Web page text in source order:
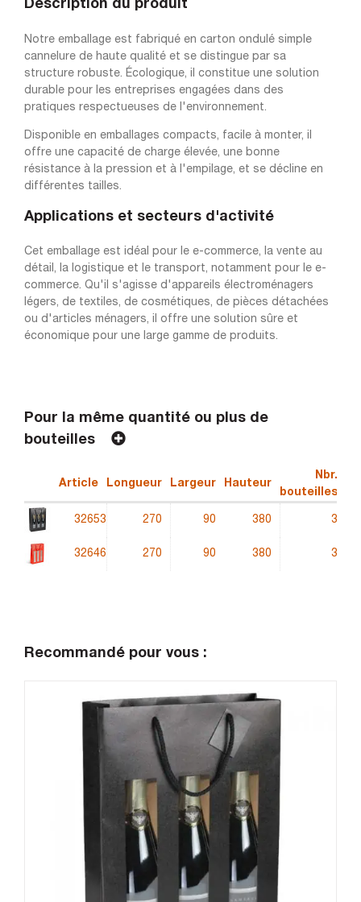
Description du produit
Notre emballage est fabriqué en carton ondulé simple
cannelure de haute qualité et se distingue par sa
structure robuste. Écologique, il constitue une solution
durable pour les entreprises engagées dans des
pratiques respectueuses de l'environnement.
Disponible en emballages compacts, facile à monter, il
offre une capacité de charge élevée, une bonne
résistance à la pression et à l'empilage, et se décline en
différentes tailles.
Applications et secteurs d'activité
Cet emballage est idéal pour le e-commerce, la vente au
détail, la logistique et le transport, notamment pour le e-
commerce. Qu'il s'agisse d'appareils électroménagers
légers, de textiles, de cosmétiques, de pièces détachées
ou d'articles ménagers, il offre une solution sûre et
économique pour une large gamme de produits.
Pour la même quantité ou plus de
bouteilles
Article Longueur Largeur Hauteur
Nbr.
bouteilles
32653 270 90 380 3
32646 270 90 380 3
Recommandé pour vous :